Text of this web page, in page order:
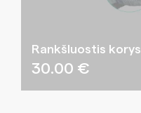
Rankšluostis korys
30.00 €